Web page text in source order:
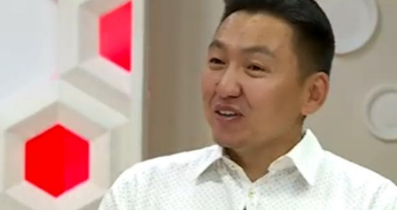
Нийгэм
Энтертайнмэнт